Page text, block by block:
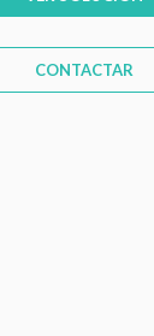
(Versión